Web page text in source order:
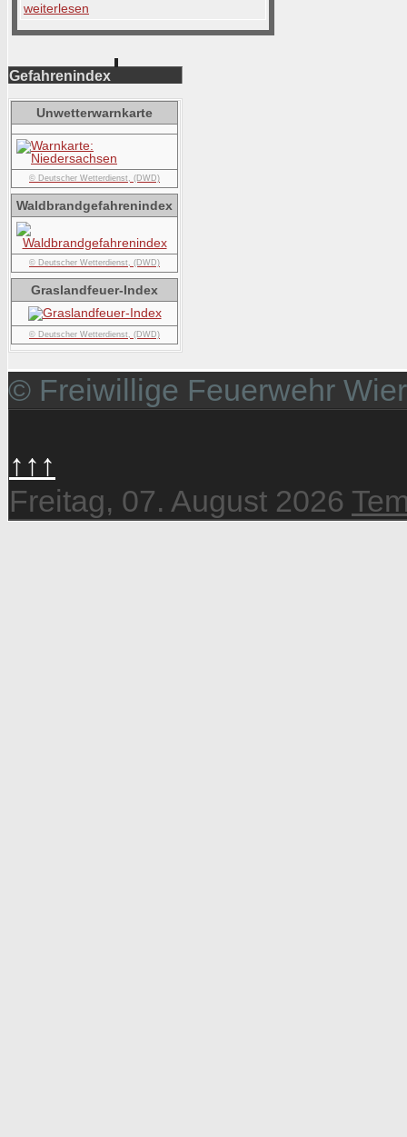
weiterlesen
Gefahrenindex
Unwetterwarnkarte
© Deutscher Wetterdienst, (DWD)
Waldbrandgefahrenindex
© Deutscher Wetterdienst, (DWD)
Graslandfeuer-Index
© Deutscher Wetterdienst, (DWD)
© Freiwillige Feuerwehr
↑↑↑
Freitag, 07. August 2026